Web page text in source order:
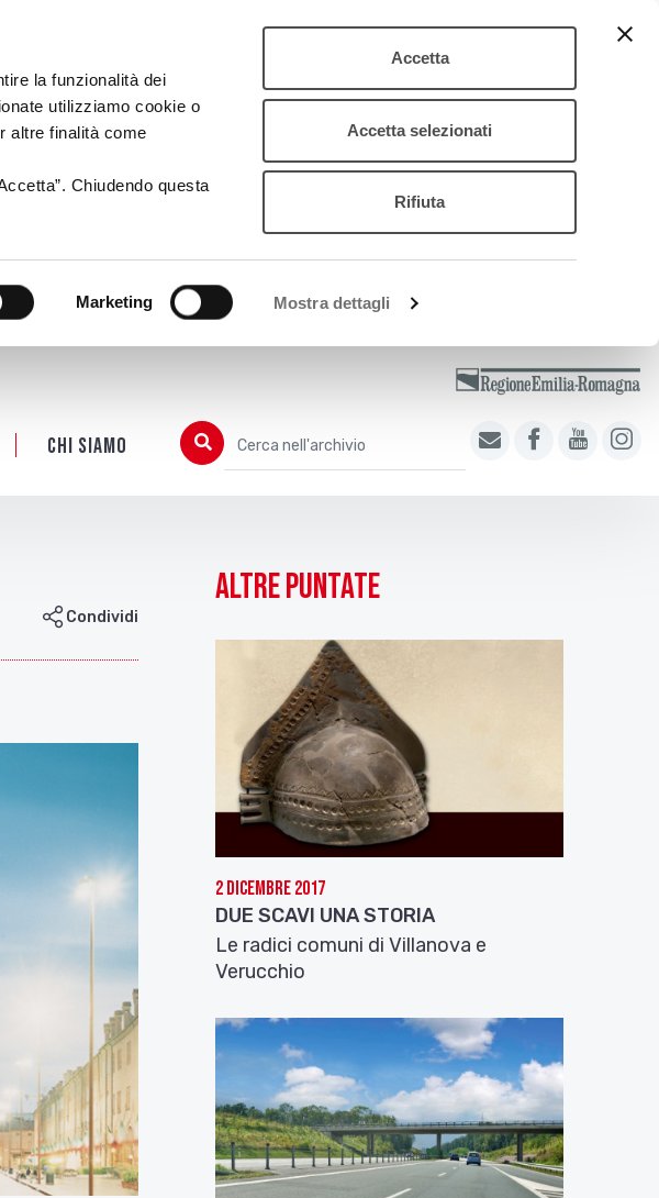
la funzionalità dei
utilizziamo cookie o
altre finalità come
Chiudendo questa
Marketing Mostra dettagli
Accetta
Accetta selezionati
Rifiuta
Chi siamo Cerca
Cerca nell'archivio
Condividi
Altre puntate
2 Dicembre 2017
DUE SCAVI UNA STORIA
Le radici comuni di Villanova e
Verucchio